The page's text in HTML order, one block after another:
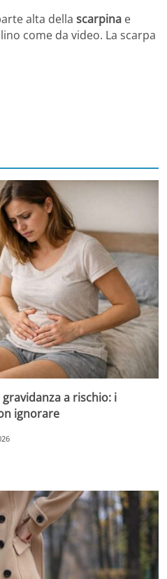
alta della scarpina e
come da video. La scarpa
a rischio: i
ignorare